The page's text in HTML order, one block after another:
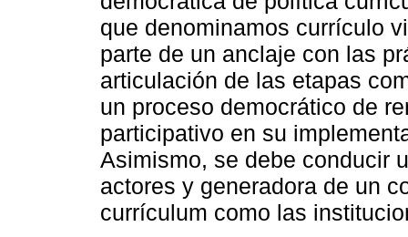
que denominamos currículo
parte de un anclaje con las
articulación de las etapas
un proceso democrático de
participativo en su
Asimismo, se debe conducir
actores y generadora de un
currículum como las